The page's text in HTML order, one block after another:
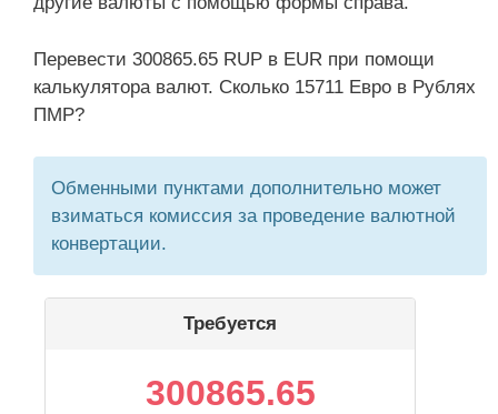
Перевести 300865.65 RUP в EUR при помощи
калькулятора валют. Сколько 15711 Евро в Рублях
ПМР?
Обменными пунктами дополнительно может
взиматься комиссия за проведение валютной
конвертации.
Требуется
300865.65